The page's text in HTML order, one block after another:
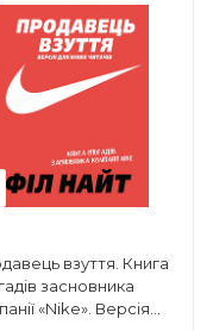
взуття. Книга
засновника
«Nike». Версія